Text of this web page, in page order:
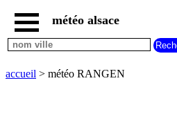
accueil
radar
RANGEN
météo alsace
accueil > météo RANGEN